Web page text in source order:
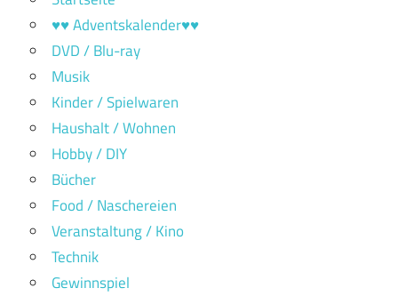
♥♥ Adventskalender♥♥
DVD / Blu-ray
Musik
Kinder / Spielwaren
Haushalt / Wohnen
Hobby / DIY
Bücher
Food / Naschereien
Veranstaltung / Kino
Technik
Gewinnspiel